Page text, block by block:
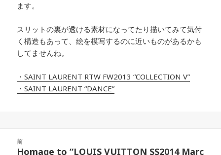
ます。
スリットの裏が透ける素材になってたり描いてみて気付
く構造もあって、絵を模写するのに近いものがあるかも
してませんね。
・SAINT LAURENT RTW FW2013 “COLLECTION V”
・SAINT LAURENT “DANCE”
前
前
Homage to “LOUIS VUITTON SS2014 Marc